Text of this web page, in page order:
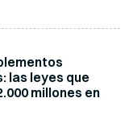
las leyes que
millones en